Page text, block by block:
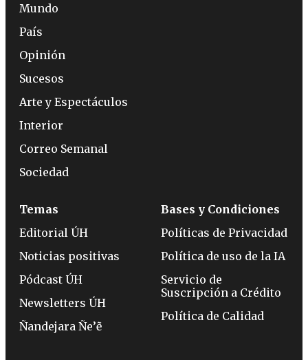
Mundo
País
Opinión
Sucesos
Arte y Espectáculos
Interior
Correo Semanal
Sociedad
Temas
Editorial ÚH
Noticias positivas
Pódcast ÚH
Newsletters ÚH
Ñandejara Ñe’ẽ
Bases y Condiciones
Políticas de Privacidad
Política de uso de la IA
Servicio de
Suscripción a Crédito
Política de Calidad